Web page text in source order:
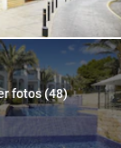
fotos (48)